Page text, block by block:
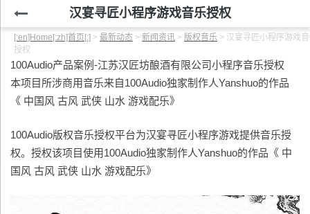
汉宴寻匠小程序游戏音乐授权
[:en]Home[:zh]首页[:] > 最新动态 > 新闻资讯 > 版权音乐 > 汉宴寻匠小程序游戏
授权
100Audio产品案例-江苏汉匠坊酿酒有限公司小程序音乐授权
本项目所涉商用音乐来自100Audio独家制作人Yanshuo的作品
《 中国风 古风 武侠 山水 游戏配乐》
100Audio版权音乐授权平台为汉宴寻匠小程序游戏提供音乐授
权。授权该项目使用100Audio独家制作人Yanshuo的作品《 中
国风 古风 武侠 山水 游戏配乐》